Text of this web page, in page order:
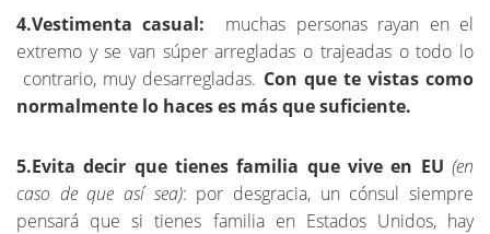
4.Vestimenta casual:
muchas personas rayan en el
extremo y se van súper arregladas o trajeadas o todo lo
contrario, muy desarregladas. Con que te vistas como
normalmente lo haces es más que suficiente.
5.Evita decir que tienes familia que vive en EU (en
caso de que así sea): por desgracia, un cónsul siempre
pensará que si tienes familia en Estados Unidos, hay